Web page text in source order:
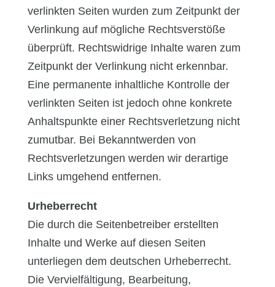
verlinkten Seiten wurden zum Zeitpunkt der
Verlinkung auf mögliche Rechtsverstöße
überprüft. Rechtswidrige Inhalte waren zum
Zeitpunkt der Verlinkung nicht erkennbar.
Eine permanente inhaltliche Kontrolle der
verlinkten Seiten ist jedoch ohne konkrete
Anhaltspunkte einer Rechtsverletzung nicht
zumutbar. Bei Bekanntwerden von
Rechtsverletzungen werden wir derartige
Links umgehend entfernen.
Urheberrecht
Die durch die Seitenbetreiber erstellten
Inhalte und Werke auf diesen Seiten
unterliegen dem deutschen Urheberrecht.
Die Vervielfältigung, Bearbeitung,